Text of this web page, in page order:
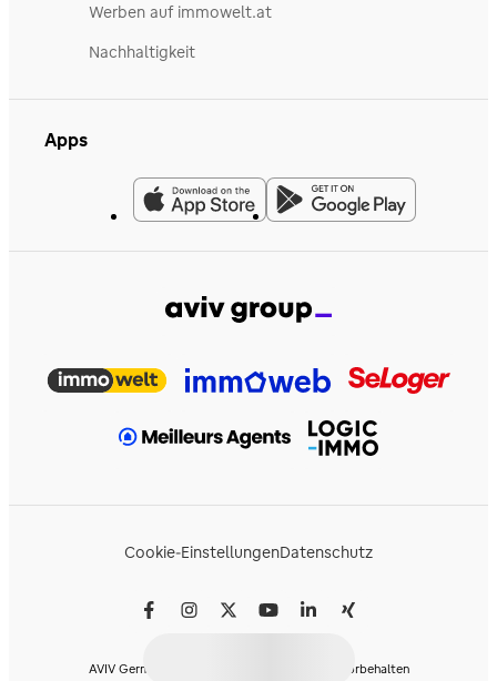
Werben auf immowelt.at
Nachhaltigkeit
Apps
Cookie-EinstellungenDatenschutz
AVIV Germany GmbH © 2026 - Alle Rechte vorbehalten